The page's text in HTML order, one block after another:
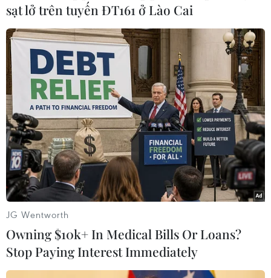
#Tổng thống Nga
#Vladimir Putin
#Azerbaijan và Armenia
#Tranh chấp lãnh thổ
Armenia
Azerbaijan Nga
Theo dõi VietnamPlus
sạt lở trên tuyến ĐT161 ở Lào Cai
JG Wentworth
Owning $10k+ In Medical Bills Or Loans?
Stop Paying Interest Immediately